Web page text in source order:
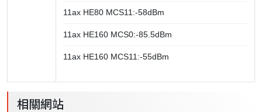
11ax HE80 MCS11:-58dBm
11ax HE160 MCS0:-85.5dBm
11ax HE160 MCS11:-55dBm
相關網站